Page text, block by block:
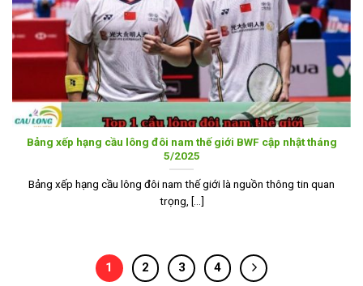
Bảng xếp hạng cầu lông đôi nam thế giới BWF cập nhật tháng
5/2025
Bảng xếp hạng cầu lông đôi nam thế giới là nguồn thông tin quan
trọng, [...]
1 2 3 4